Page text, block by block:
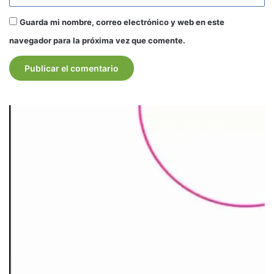
Guarda mi nombre, correo electrónico y web en este
navegador para la próxima vez que comente.